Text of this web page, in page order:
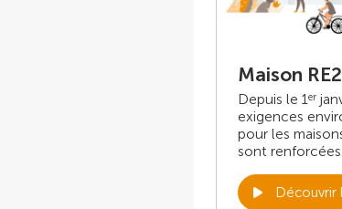
Maison
Depuis le 1 er
exigences
pour les
sont renforcées.
Découvrir